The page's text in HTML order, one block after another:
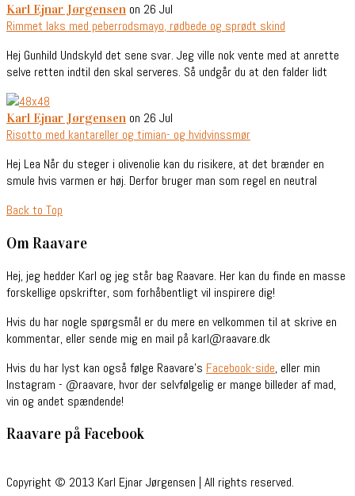
Karl Ejnar Jørgensen on 26 Jul
Rimmet laks med peberrodsmayo, rødbede og sprødt skind
Hej Gunhild Undskyld det sene svar. Jeg ville nok vente med at anrette
selve retten indtil den skal serveres. Så undgår du at den falder lidt
Karl Ejnar Jørgensen on 26 Jul
Risotto med kantareller og timian- og hvidvinssmør
Hej Lea Når du steger i olivenolie kan du risikere, at det brænder en
smule hvis varmen er høj. Derfor bruger man som regel en neutral
Back to Top
Om Raavare
Hej, jeg hedder Karl og jeg står bag Raavare. Her kan du finde en masse
forskellige opskrifter, som forhåbentligt vil inspirere dig!
Hvis du har nogle spørgsmål er du mere en velkommen til at skrive en
kommentar, eller sende mig en mail på karl@raavare.dk
Hvis du har lyst kan også følge Raavare’s Facebook-side, eller min
Instagram - @raavare, hvor der selvfølgelig er mange billeder af mad,
vin og andet spændende!
Raavare på Facebook
Copyright © 2013 Karl Ejnar Jørgensen | All rights reserved.